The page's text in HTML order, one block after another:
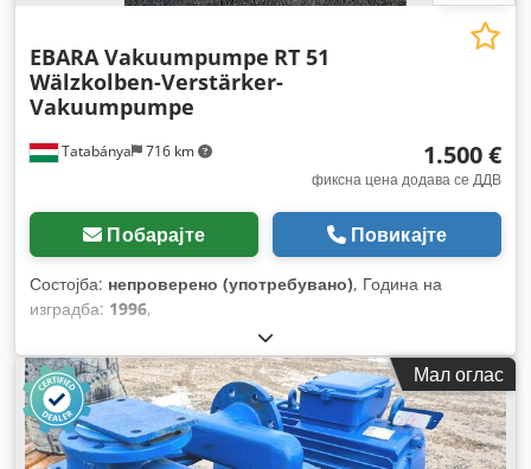
Tatabánya 716 km
EBARA Vakuumpumpe RT 51
Wälzkolben-Verstärker-
Vakuumpumpe
1.500 €
фиксна цена додава се ДДВ
Побарајте Повикајте
Состојба: непроверено (употребувано), Година на
изградба: 1996,
Мал оглас